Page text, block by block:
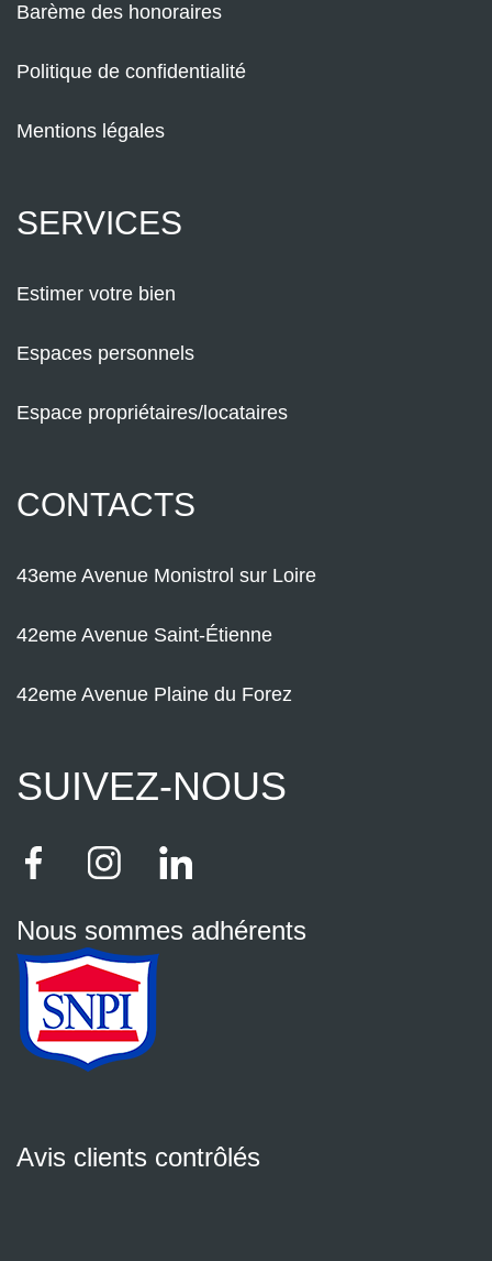
Barème des honoraires
Politique de confidentialité
Mentions légales
SERVICES
Estimer votre bien
Espaces personnels
Espace propriétaires/locataires
CONTACTS
43eme Avenue Monistrol sur Loire
42eme Avenue Saint-Étienne
42eme Avenue Plaine du Forez
SUIVEZ-NOUS
Nous sommes adhérents
Avis clients contrôlés